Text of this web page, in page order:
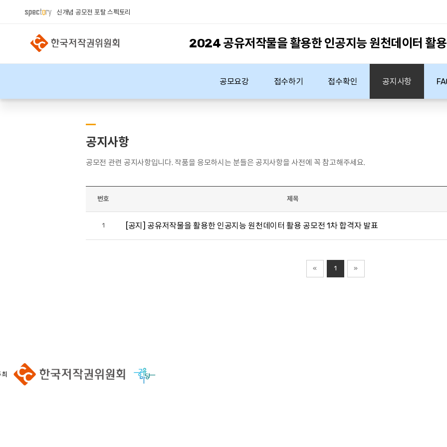
신개념 공모전 포탈 스펙토리
2024 공유저작물을 활용한 인공지능 원천데이터 활
공모요강 접수하기 접수확인 공지사항
공지사항
공모전 관련 공지사항입니다. 작품을 응모하시는 분들은 공지사항을 사전에 꼭 참고해주세요.
번호 제목
1 [공지] 공유저작물을 활용한 인공지능 원천데이터 활용 공모전 1차 합격자 발표
« 1 »